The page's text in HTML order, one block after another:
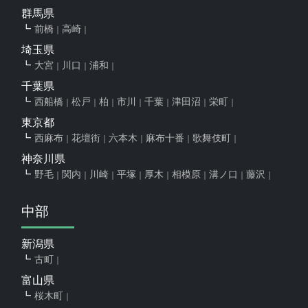
群馬県
前橋 高崎
埼玉県
大宮 川口 浦和
千葉県
西船橋 松戸 柏 市川 千葉 津田沼 栄町
東京都
西麻布 花壇街 六本木 麻布十番 歌舞伎町
神奈川県
野毛 関内 川崎 平塚 厚木 相模原 溝ノ口 藤沢
中部
新潟県
古町
富山県
桜木町